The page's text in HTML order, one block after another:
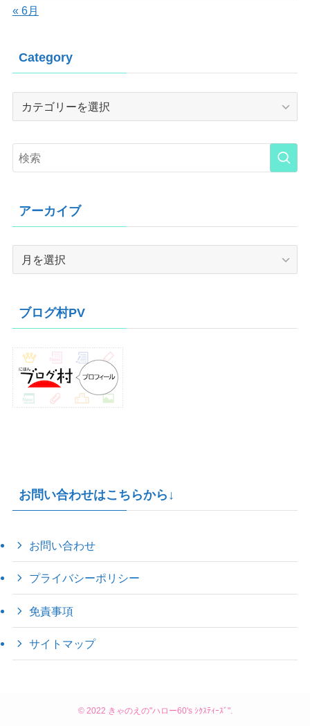
« 6月
Category
Category
アーカイブ
ブ
ブログ村PV
お問い合わせはこちらから↓
お問い合わせ
プライバシーポリシー
免責事項
サイトマップ
©2022 きゃのえの"ハロー60's ｼｸｽﾃｨｰｽﾞ".